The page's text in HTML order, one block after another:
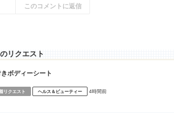
このコメントに返信
リクエスト
ボディーシート
リクエスト ヘルス＆ビューティー 4時間前